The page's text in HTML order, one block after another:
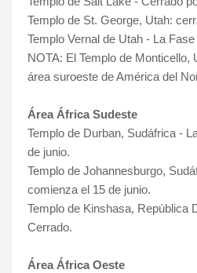
Templo de St. George, Utah:
Templo Vernal de Utah - La
NOTA: El Templo de Monticello,
área suroeste de América del
Área África Sudeste
Templo de Durban, Sudáfrica -
de junio.
Templo de Johannesburgo,
comienza el 15 de junio.
Templo de Kinshasa, República
Cerrado.
Área África Oeste